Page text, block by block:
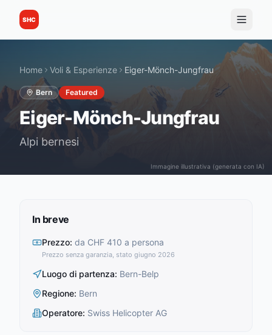
SHC
Immagine illustrativa (generata con IA)
Home Voli & Esperienze Eiger-Mönch-Jungfrau
Bern Featured
Eiger-Mönch-Jungfrau
Alpi bernesi
In breve
Prezzo: da CHF 410 a persona
Prezzo senza garanzia, stato giugno 2026
Luogo di partenza: Bern-Belp
Regione: Bern
Operatore: Swiss Helicopter AG